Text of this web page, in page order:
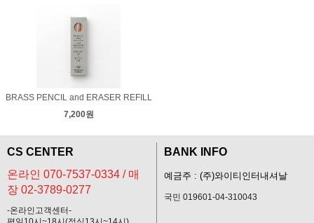
BRASS PENCIL and ERASER REFILL
7,200원
CS CENTER
온라인 070-7537-0334 / 매
장 02-3789-0277
-온라인고객센터-
BANK INFO
예금주 : (주)와이티인터내셔날
국민 019601-04-310043